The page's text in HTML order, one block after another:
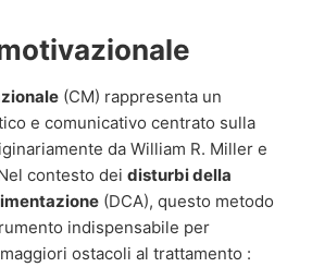
(CM) rappresenta un
e comunicativo centrato sulla
da William R. Miller e
contesto dei disturbi della
(DCA), questo metodo
indispensabile per
ostacoli al trattamento :